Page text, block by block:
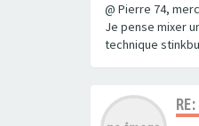
@ Pierre 74,
Je pense mixer
technique